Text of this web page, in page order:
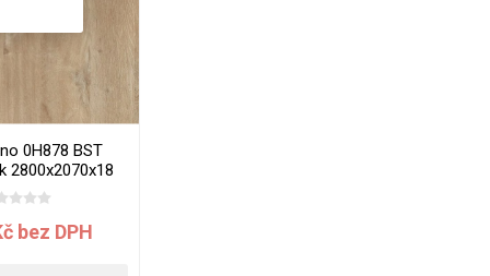
0H878 BST
2800x2070x18
mm
bez DPH